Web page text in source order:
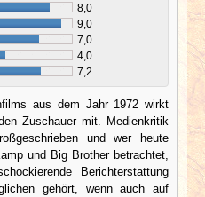
8,0
9,0
7,0
4,0
7,2
aus dem Jahr 1972 wirkt
Zuschauer mit. Medienkritik
und wer heute
und Big Brother betrachtet,
Berichterstattung
gehört, wenn auch auf